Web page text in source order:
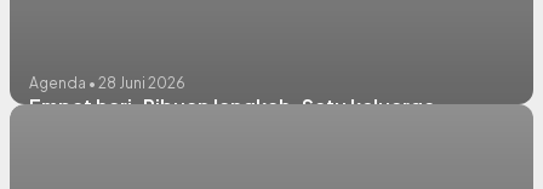
Agenda • 28 Juni 2026
Empat hari. Ribuan langkah. Satu keluarga.